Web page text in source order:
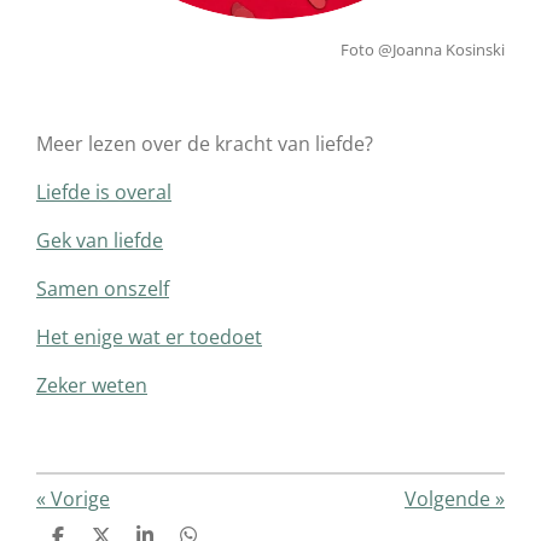
Foto @Joanna Kosinski
Meer lezen over de kracht van liefde?
Liefde is overal
Gek van liefde
Samen onszelf
Het enige wat er toedoet
Zeker weten
« Vorige Volgende»